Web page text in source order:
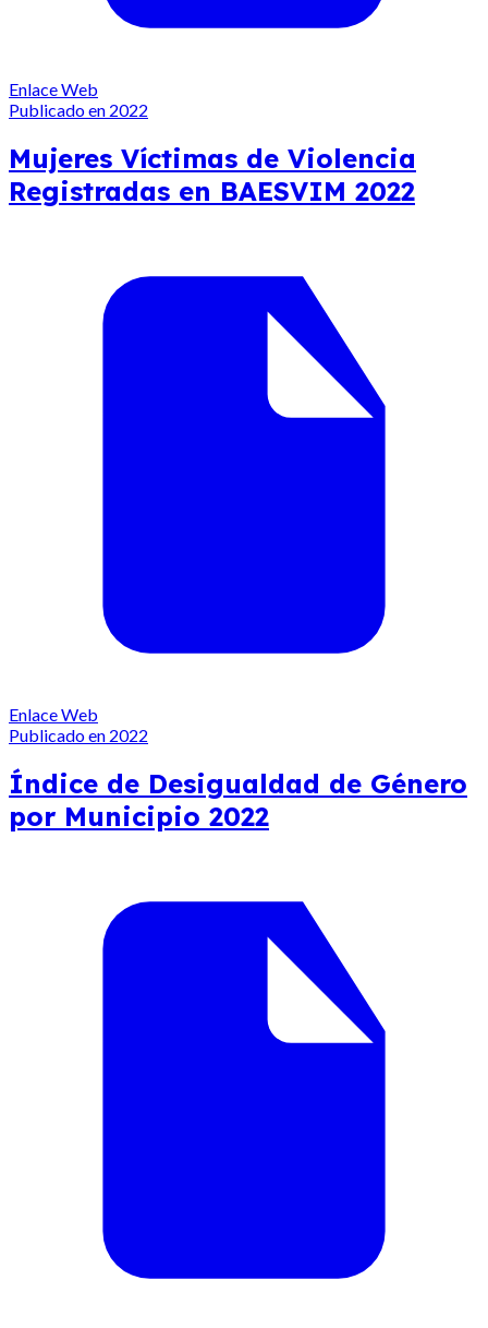
Enlace Web
Publicado en 2022
Mujeres Víctimas de Violencia
Registradas en BAESVIM 2022
Enlace Web
Publicado en 2022
Índice de Desigualdad de Género
por Municipio 2022